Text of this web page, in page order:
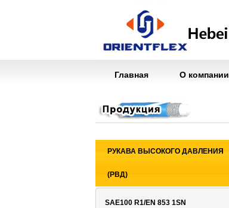
Главная О компании
РУКАВА ВЫСОКОГО ДАВЛЕНИЯ
(РВД)
SAE100 R1/EN 853 1SN